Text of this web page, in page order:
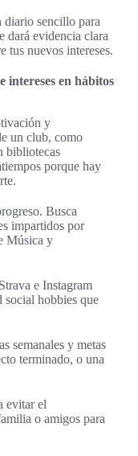
diario sencillo para
dará evidencia clara
tus nuevos intereses.
intereses en hábitos
y
un club, como
bibliotecas
porque hay
Busca
impartidos por
Música y
e Instagram
social hobbies que
semanales y metas
terminado, o una
evitar el
o amigos para